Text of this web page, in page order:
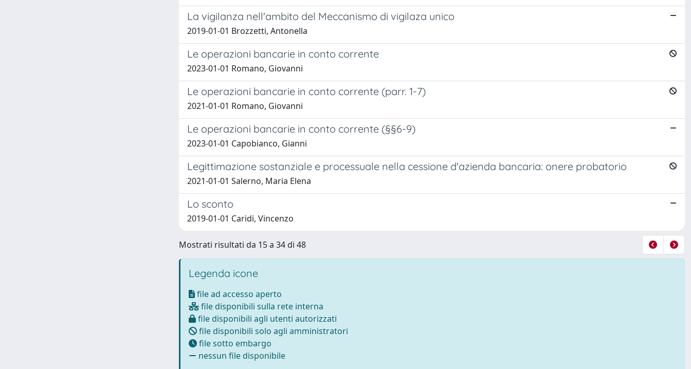
La vigilanza nell'ambito del Meccanismo di vigilaza unico
2019-01-01 Brozzetti, Antonella
Le operazioni bancarie in conto corrente
2023-01-01 Romano, Giovanni
Le operazioni bancarie in conto corrente (parr. 1-7)
2021-01-01 Romano, Giovanni
Le operazioni bancarie in conto corrente (§§6-9)
2023-01-01 Capobianco, Gianni
Legittimazione sostanziale e processuale nella cessione d'azienda bancaria: onere probatorio
2021-01-01 Salerno, Maria Elena
Lo sconto
2019-01-01 Caridi, Vincenzo
Mostrati risultati da 15 a 34 di 48
Legenda icone
file ad accesso aperto
file disponibili sulla rete interna
file disponibili agli utenti autorizzati
file disponibili solo agli amministratori
file sotto embargo
nessun file disponibile